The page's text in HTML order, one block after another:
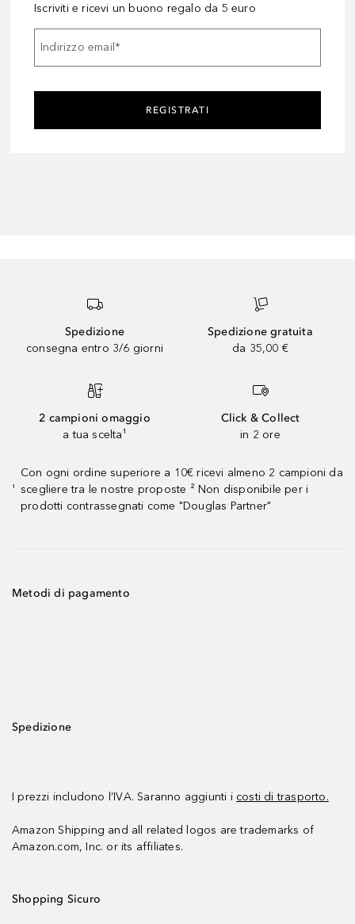
Iscriviti e ricevi un buono regalo da 5 euro
Indirizzo email *
REGISTRATI
Spedizione
consegna entro 3/6 giorni
Spedizione gratuita
da 35,00 €
2 campioni omaggio
a tua scelta¹
Click & Collect
in 2 ore
¹
Con ogni ordine superiore a 10€ ricevi almeno 2 campioni da
scegliere tra le nostre proposte ² Non disponibile per i
prodotti contrassegnati come "Douglas Partner"
Metodi di pagamento
Spedizione
I prezzi includono l’IVA. Saranno aggiunti i costi di trasporto.
Amazon Shipping and all related logos are trademarks of
Amazon.com, Inc. or its affiliates.
Shopping Sicuro